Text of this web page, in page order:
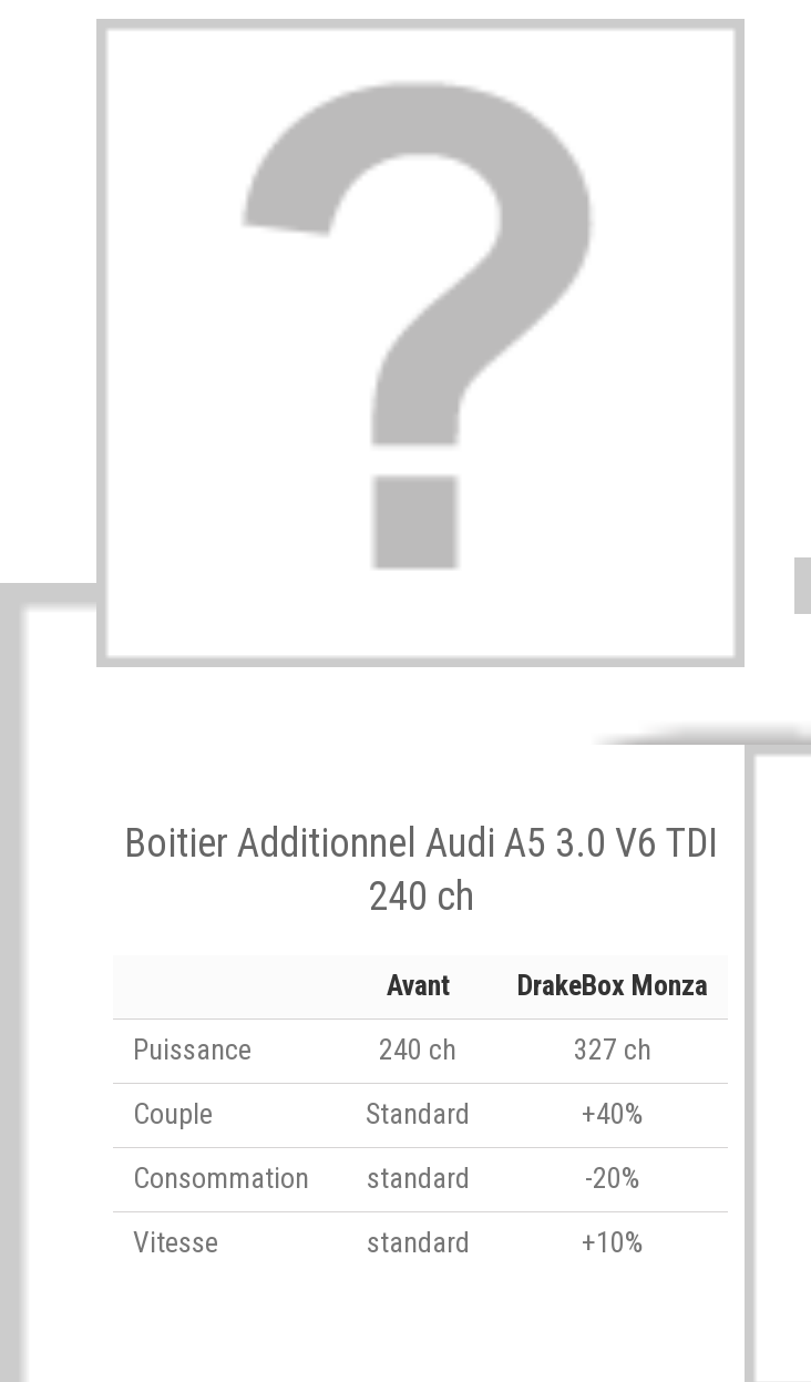
Boitier Additionnel Audi A5 3.0 V6 TDI
240 ch
Avant
DrakeBox Monza
Puissance
240 ch
327 ch
Couple
Standard
+40%
Consommation
standard
-20%
Vitesse
standard +10%